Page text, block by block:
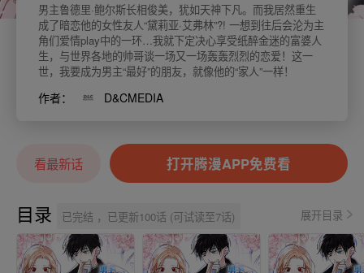
男主鲁德里·鲍尔斯长相俊美，犹如天神下凡。而我居然重生
成了暗恋他的女性友人“黛莉亚·艾弗林”?! 一想到往后会沦为主
角们爱情play中的一环…我就下定决心享受纸醉金迷的富婆人
生，与世界各地的帅哥谈一场又一场轰轰烈烈的恋爱！这一
世，我要成为男主“最好”的朋友，就像他的“家人”一样！
作者： D&CMEDIA
看最新话 打开腾漫APP免费看
目录 已完结 ，已更新100话 (可试读至7话) 展开目录